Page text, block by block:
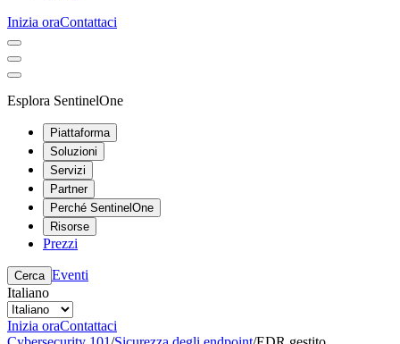
Inizia oraContattaci
Esplora SentinelOne
Piattaforma
Soluzioni
Servizi
Partner
Perché SentinelOne
Risorse
Prezzi
Cerca Eventi
Italiano
Inizia oraContattaci